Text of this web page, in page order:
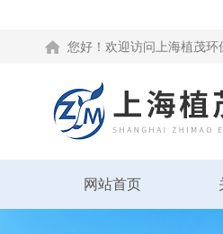
您好！欢迎访问上海植茂环
网站首页